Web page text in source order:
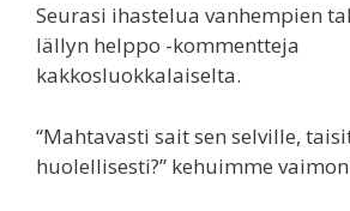
Seurasi ihastelua vanhempien
lällyn helppo -kommentteja
kakkosluokkalaiselta.
“Mahtavasti sait sen selville,
huolellisesti?” kehuimme